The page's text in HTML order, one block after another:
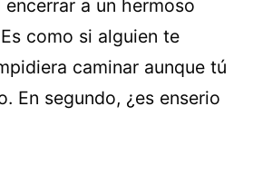
a un hermoso
como si alguien te
caminar aunque tú
En segundo, ¿es enserio